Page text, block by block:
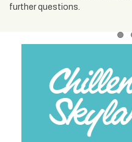
further questions.